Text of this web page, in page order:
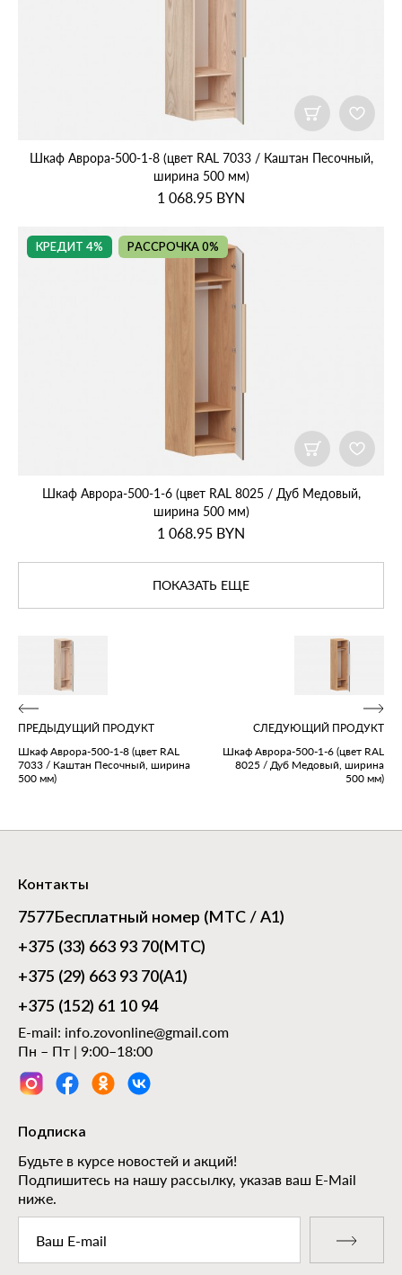
Шкаф Аврора‑500‑1‑8 (цвет RAL 7033 / Каштан Песочный,
ширина 500 мм)
1 068.95 BYN
КРЕДИТ 4% РАССРОЧКА 0%
Шкаф Аврора‑500‑1‑6 (цвет RAL 8025 / Дуб Медовый,
ширина 500 мм)
1 068.95 BYN
ПОКАЗАТЬ ЕЩЕ
ПРЕДЫДУЩИЙ ПРОДУКТ
Шкаф Аврора‑500‑1‑8 (цвет RAL
7033 / Каштан Песочный, ширина
500 мм)
СЛЕДУЮЩИЙ ПРОДУКТ
Шкаф Аврора‑500‑1‑6 (цвет RAL
8025 / Дуб Медовый, ширина
500 мм)
Контакты
7577 Бесплатный номер (МТС / А1)
+375 (33) 663 93 70(МТС)
+375 (29) 663 93 70(А1)
+375 (152) 61 10 94
E-mail: info.zovonline@gmail.com
Пн – Пт | 9:00–18:00
Подписка
Будьте в курсе новостей и акций!
Подпишитесь на нашу рассылку, указав ваш E-Mail
ниже.